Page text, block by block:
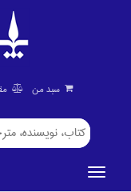
سبد من